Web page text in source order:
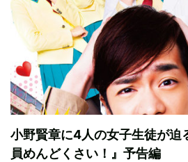
小野賢章に4人の女子生徒が
員めんどくさい！』予告編